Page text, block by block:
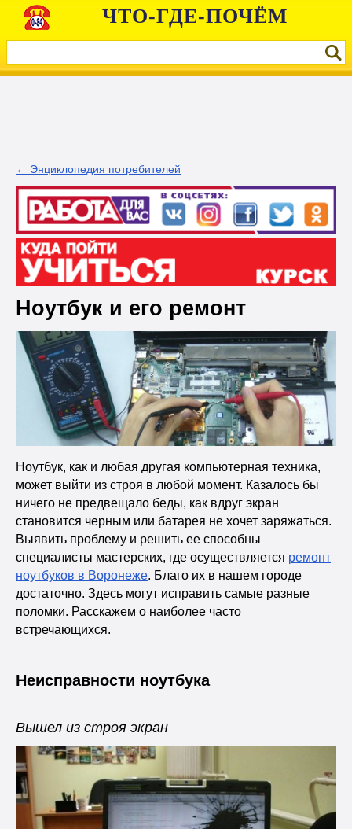
ЧТО-ГДЕ-ПОЧЁМ
← Энциклопедия потребителей
Ноутбук и его ремонт
Ноутбук, как и любая другая компьютерная техника,
может выйти из строя в любой момент. Казалось бы
ничего не предвещало беды, как вдруг экран
становится черным или батарея не хочет заряжаться.
Выявить проблему и решить ее способны
специалисты мастерских, где осуществляется ремонт
ноутбуков в Воронеже. Благо их в нашем городе
достаточно. Здесь могут исправить самые разные
поломки. Расскажем о наиболее часто
встречающихся.
Неисправности ноутбука
Вышел из строя экран